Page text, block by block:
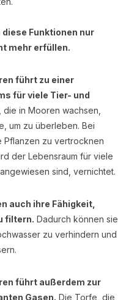
Funktionen nur
mehr erfüllen.
führt zu einer
für viele Tier- und
die in Mooren wachsen,
um zu überleben. Bei
Pflanzen zu vertrocknen
der Lebensraum für viele
sind, vernichtet.
auch ihre Fähigkeit,
filtern. Dadurch können sie
zu verhindern und
führt außerdem zur
Gasen. Die Torfe, die